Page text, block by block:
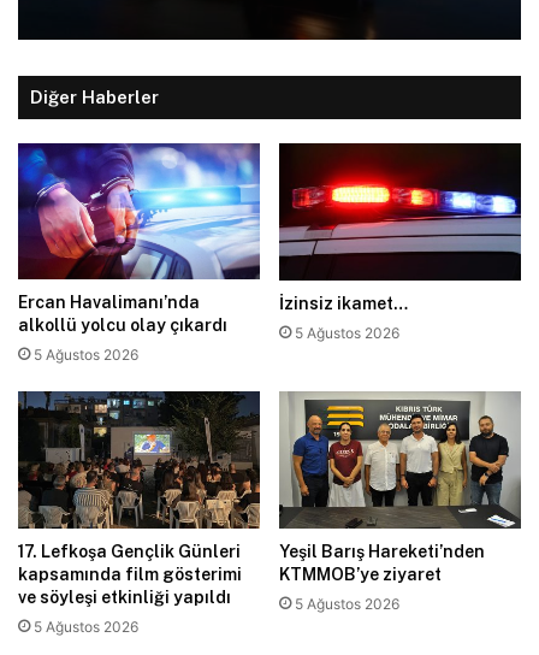
Diğer Haberler
Ercan Havalimanı’nda
alkollü yolcu olay çıkardı
5 Ağustos 2026
İzinsiz ikamet…
5 Ağustos 2026
17. Lefkoşa Gençlik Günleri
kapsamında film gösterimi
ve söyleşi etkinliği yapıldı
5 Ağustos 2026
Yeşil Barış Hareketi’nden
KTMMOB’ye ziyaret
5 Ağustos 2026